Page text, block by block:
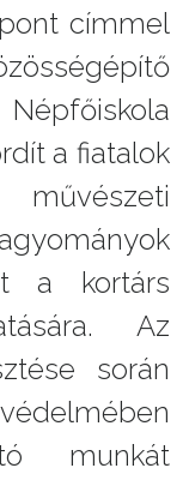
címmel
a fiatalok
a kortárs
Az
során
munkát